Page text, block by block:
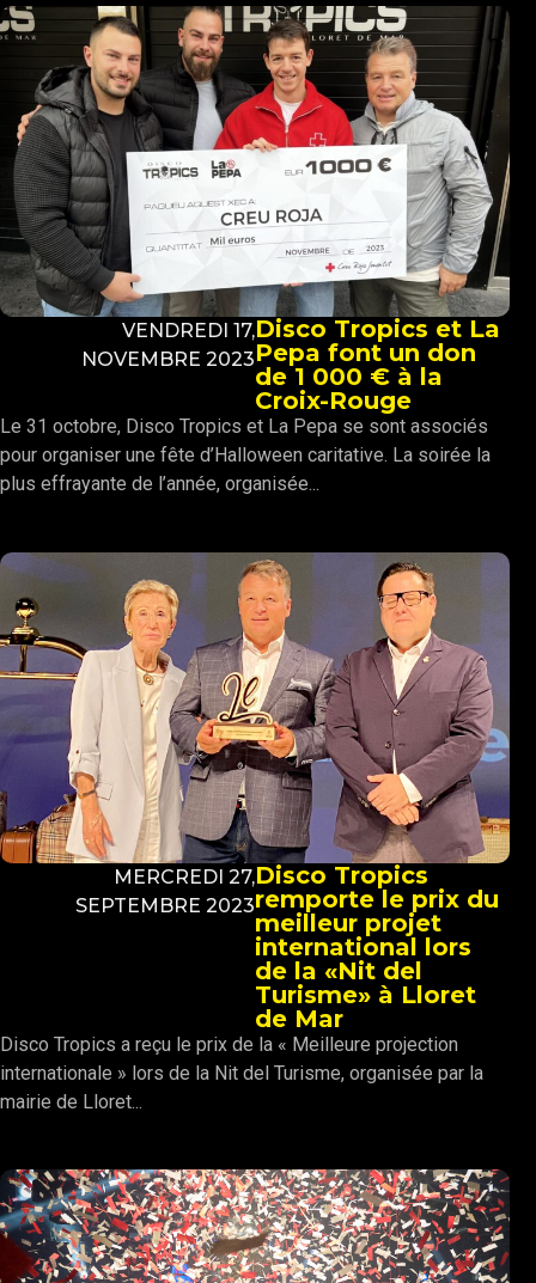
VENDREDI 17,
NOVEMBRE 2023
Disco Tropics et La
Pepa font un don
de 1 000 € à la
Croix-Rouge
Le 31 octobre, Disco Tropics et La Pepa se sont associés
pour organiser une fête d’Halloween caritative. La soirée la
plus effrayante de l’année, organisée...
MERCREDI 27,
SEPTEMBRE 2023
Disco Tropics
remporte le prix du
meilleur projet
international lors
de la «Nit del
Turisme» à Lloret
de Mar
Disco Tropics a reçu le prix de la « Meilleure projection
internationale » lors de la Nit del Turisme, organisée par la
mairie de Lloret...